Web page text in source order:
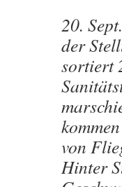
20.
der
sortiert
von
Hinter